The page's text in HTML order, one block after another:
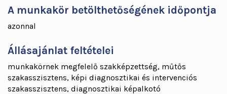
A munkakör betölthetőségének időpontja
azonnal
Állásajánlat feltételei
munkakörnek megfelelő szakképzettség, műtős
szakasszisztens, képi diagnosztikai és intervenciós
szakasszisztens, diagnosztikai képalkotó